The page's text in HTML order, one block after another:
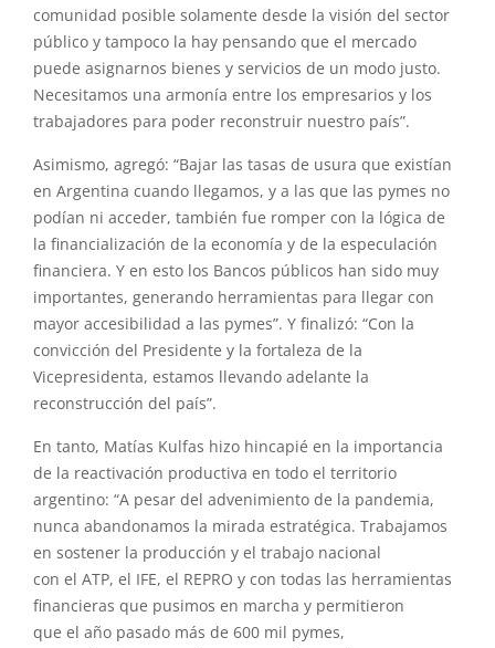
comunidad posible solamente desde la visión del sector
público y tampoco la hay pensando que el mercado
puede asignarnos bienes y servicios de un modo justo.
Necesitamos una armonía entre los empresarios y los
trabajadores para poder reconstruir nuestro país”.
Asimismo, agregó: “Bajar las tasas de usura que existían
en Argentina cuando llegamos, y a las que las pymes no
podían ni acceder, también fue romper con la lógica de
la financialización de la economía y de la especulación
financiera. Y en esto los Bancos públicos han sido muy
importantes, generando herramientas para llegar con
mayor accesibilidad a las pymes”. Y finalizó: “Con la
convicción del Presidente y la fortaleza de la
Vicepresidenta, estamos llevando adelante la
reconstrucción del país”.
En tanto, Matías Kulfas hizo hincapié en la importancia
de la reactivación productiva en todo el territorio
argentino: “A pesar del advenimiento de la pandemia,
nunca abandonamos la mirada estratégica. Trabajamos
en sostener la producción y el trabajo nacional
con el ATP, el IFE, el REPRO y con todas las herramientas
financieras que pusimos en marcha y permitieron
que el año pasado más de 600 mil pymes,